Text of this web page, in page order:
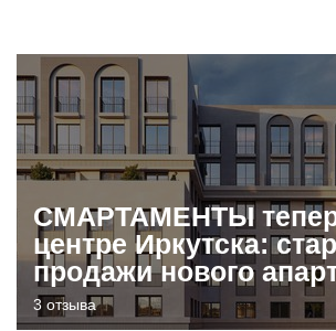
СМАРТАМЕНТЫ
центре Иркутска:
продажи нового
3 отзыва